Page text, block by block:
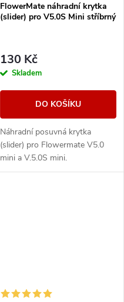
FlowerMate náhradní krytka
(slider) pro V5.0S Mini stříbrný
130 Kč
Skladem
DO KOŠÍKU
Náhradní posuvná krytka
(slider) pro Flowermate V5.0
mini a V.5.0S mini.